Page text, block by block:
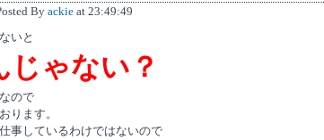
Byackie at 23:49:49
いと
じゃない？
ので
ります。
事しているわけではないので